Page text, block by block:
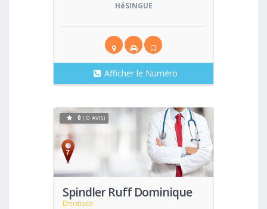
HéSINGUE
Afficher le Numéro
Spindler Ruff Dominique
Dentiste
Voir
0 ( 0 AVIS)